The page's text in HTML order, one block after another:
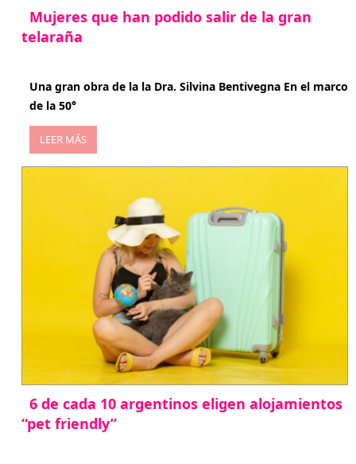
Mujeres que han podido salir de la gran
telaraña
Una gran obra de la la Dra. Silvina Bentivegna En el marco
de la 50°
LEER MÁS
6 de cada 10 argentinos eligen alojamientos
“pet friendly”